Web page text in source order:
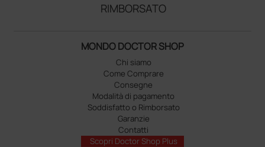
RIMBORSATO
MONDO DOCTOR SHOP
Chi siamo
Come Comprare
Consegne
Modalità di pagamento
Soddisfatto o Rimborsato
Garanzie
Contatti
Scopri Doctor Shop Plus